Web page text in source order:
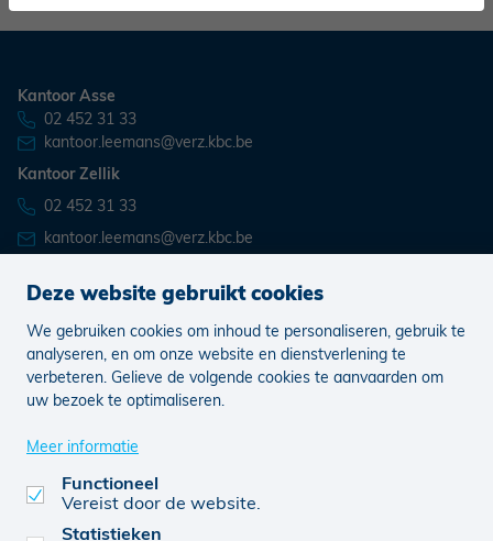
Kantoor Asse
02 452 31 33
kantoor.leemans@verz.kbc.be
Kantoor Zellik
02 452 31 33
kantoor.leemans@verz.kbc.be
Nieuws Vacatures
0752.784.633 © KBC 2026
Deze website gebruikt cookies
We gebruiken cookies om inhoud te personaliseren, gebruik te
analyseren, en om onze website en dienstverlening te
verbeteren. Gelieve de volgende cookies te aanvaarden om
uw bezoek te optimaliseren.
Meer informatie
Functioneel
Vereist door de website.
Statistieken